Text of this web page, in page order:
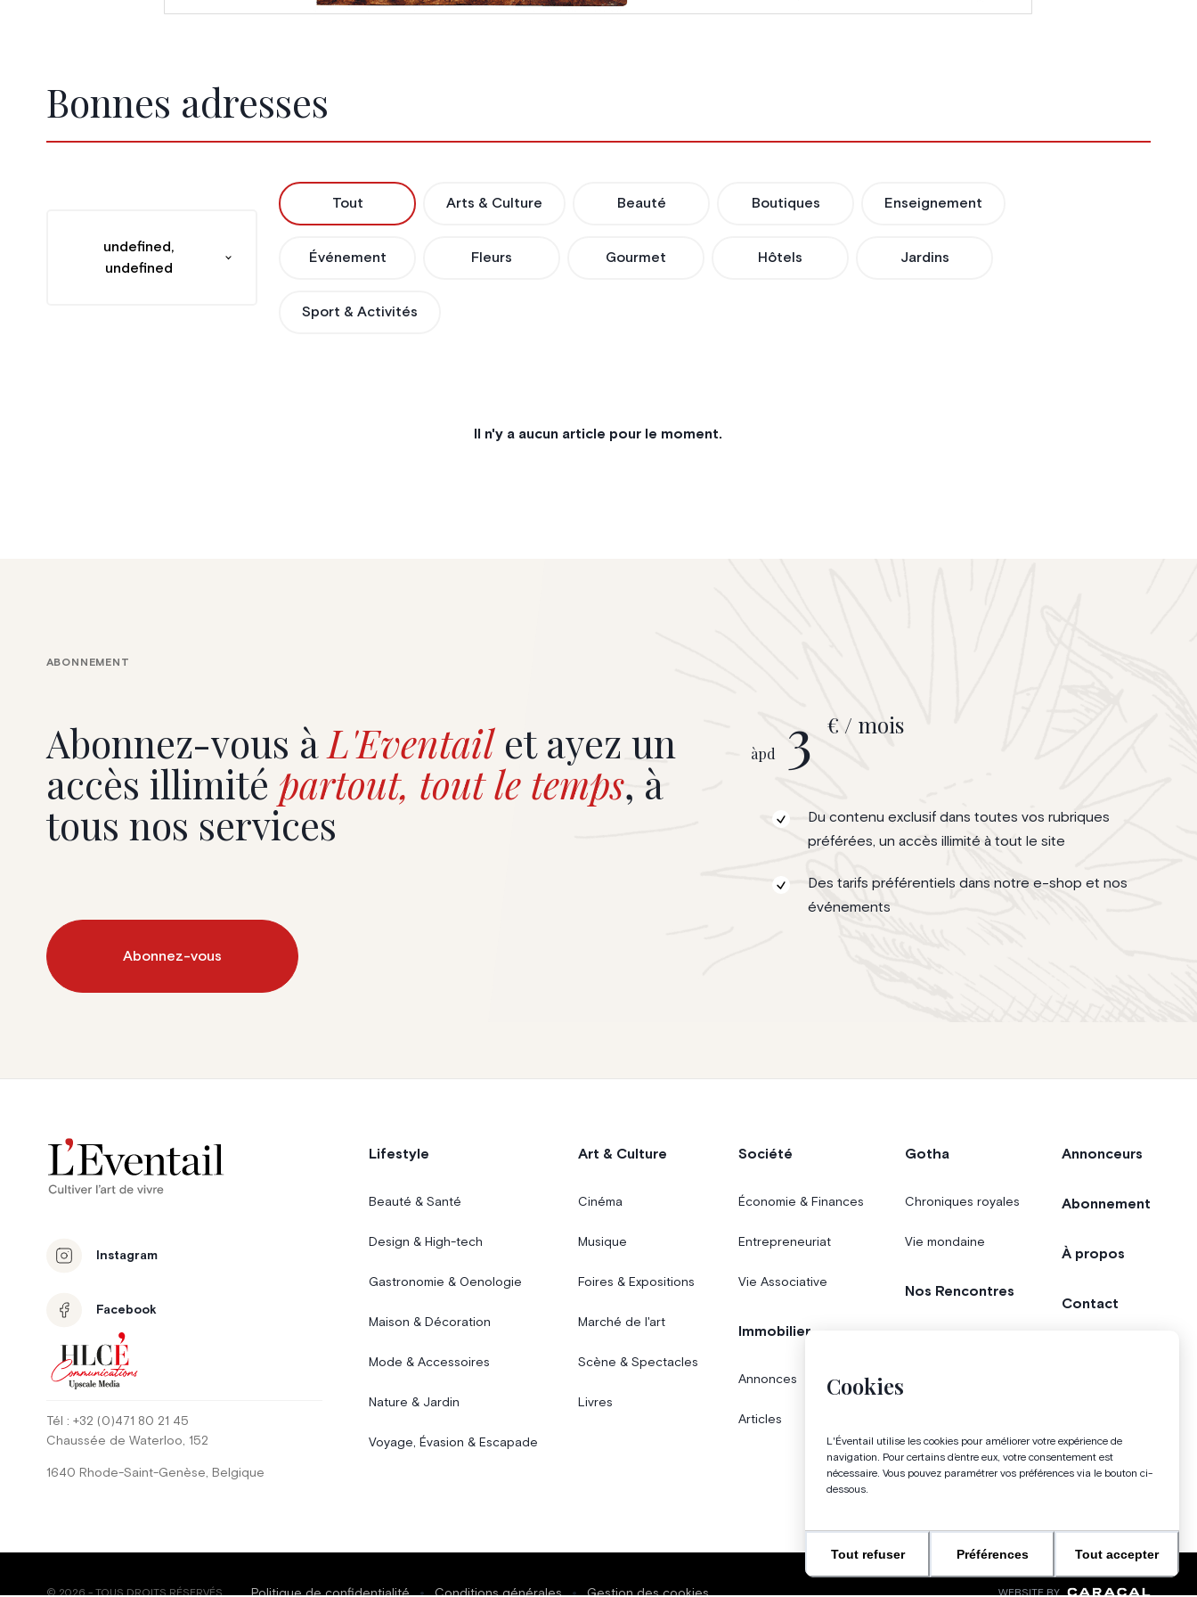
Bonnes adresses
undefined,
undefined
Tout Arts & Culture Beauté Boutiques Enseignement
Événement Fleurs Gourmet Hôtels Jardins
Sport & Activités
Il n'y a aucun article pour le moment.
Cookies
L'Éventail utilise les cookies pour améliorer votre expérience de
navigation. Pour certains d’entre eux, votre consentement est
nécessaire. Vous pouvez paramétrer vos préférences via le bouton ci-
dessous.
Tout refuser Préférences Tout accepter
Abonnez-vous àL'Eventailet ayez un
accès illimité partout, tout le temps, à
tous nos services
ABONNEMENT
Abonnez-vous
àpd 3 € / mois
Du contenu exclusif dans toutes vos rubriques
préférées, un accès illimité à tout le site
Des tarifs préférentiels dans notre e-shop et nos
événements
Instagram
Facebook
Tél
: +32 (0)471 80 21 45
Chaussée de Waterloo , 152
1640 Rhode-Saint-Genèse Belgique
Lifestyle
Beauté & Santé
Design & High-tech
Gastronomie & Oenologie
Maison & Décoration
Mode & Accessoires
Nature & Jardin
Voyage, Évasion & Escapade
Art & Culture
Cinéma
Musique
Foires & Expositions
Marché de l'art
Scène & Spectacles
Livres
Société
Économie & Finances
Entrepreneuriat
Vie Associative
Immobilier
Annonces
Articles
Gotha
Chroniques royales
Vie mondaine
Nos Rencontres
Magazine
Annonceurs
Abonnement
À propos
Contact
©2026-TOUS DROITS RÉSERVÉS Politique de confidentialité Conditions générales Gestion des cookies WEBSITE BY